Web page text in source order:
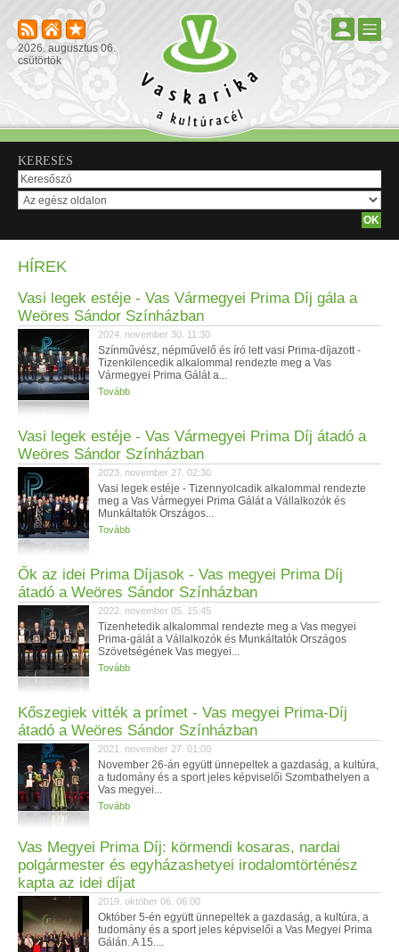
2026. augusztus 06.
csütörtök
KERESÉS
HÍREK
Vasi legek estéje - Vas Vármegyei Prima Díj gála a
Weöres Sándor Színházban
2024. november 30. 11:30
Színművész, népművelő és író lett vasi Prima-díjazott -
Tizenkilencedik alkalommal rendezte meg a Vas
Vármegyei Prima Gálát a...
Tovább
Vasi legek estéje - Vas Vármegyei Prima Díj átadó a
Weöres Sándor Színházban
2023. november 27. 02:30
Vasi legek estéje - Tizennyolcadik alkalommal rendezte
meg a Vas Vármegyei Prima Gálát a Vállalkozók és
Munkáltatók Országos...
Tovább
Ők az idei Prima Díjasok - Vas megyei Prima Díj
átadó a Weöres Sándor Színházban
2022. november 05. 15:45
Tizenhetedik alkalommal rendezte meg a Vas megyei
Prima-gálát a Vállalkozók és Munkáltatók Országos
Szövetségének Vas megyei...
Tovább
Kőszegiek vitték a prímet - Vas megyei Prima-Díj
átadó a Weöres Sándor Színházban
2021. november 27. 01:00
November 26-án együtt ünnepeltek a gazdaság, a kultúra,
a tudomány és a sport jeles képviselői Szombathelyen a
Vas megyei...
Tovább
Vas Megyei Prima Díj: körmendi kosaras, nardai
polgármester és egyházashetyei irodalomtörténész
kapta az idei díjat
2019. október 06. 06:00
Október 5-én együtt ünnepeltek a gazdaság, a kultúra, a
tudomány és a sport jeles képviselői a Vas Megyei Prima
Gálán. A 15....